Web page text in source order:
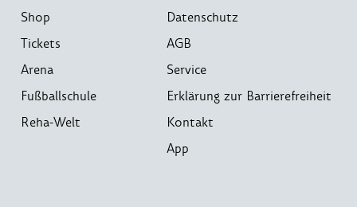
Shop
Tickets
Arena
Fußballschule
Reha-Welt
Datenschutz
AGB
Service
Erklärung zur Barrierefreiheit
Kontakt
App